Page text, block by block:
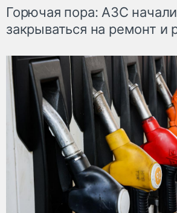
Горючая пора: АЗС
закрываться на ремонт и